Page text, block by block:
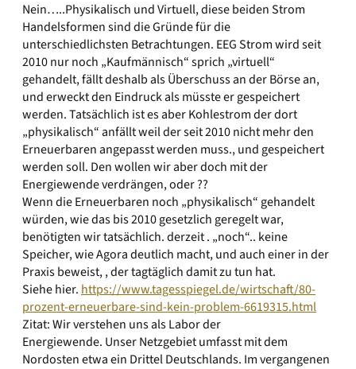
Nein…..Physikalisch und Virtuell, diese beiden Strom
Handelsformen sind die Gründe für die
unterschiedlichsten Betrachtungen. EEG Strom wird seit
2010 nur noch „Kaufmännisch“ sprich „virtuell“
gehandelt, fällt deshalb als Überschuss an der Börse an,
und erweckt den Eindruck als müsste er gespeichert
werden. Tatsächlich ist es aber Kohlestrom der dort
„physikalisch“ anfällt weil der seit 2010 nicht mehr den
Erneuerbaren angepasst werden muss., und gespeichert
werden soll. Den wollen wir aber doch mit der
Energiewende verdrängen, oder ??
Wenn die Erneuerbaren noch „physikalisch“ gehandelt
würden, wie das bis 2010 gesetzlich geregelt war,
benötigten wir tatsächlich. derzeit . „noch“.. keine
Speicher, wie Agora deutlich macht, und auch einer in der
Praxis beweist, , der tagtäglich damit zu tun hat.
Siehe hier. https://www.tagesspiegel.de/wirtschaft/80-
prozent-erneuerbare-sind-kein-problem-6619315.html
Zitat: Wir verstehen uns als Labor der
Energiewende. Unser Netzgebiet umfasst mit dem
Nordosten etwa ein Drittel Deutschlands. Im vergangenen